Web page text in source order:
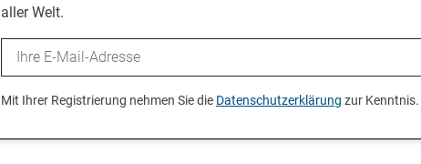
aller Welt.
Email
Mit Ihrer Registrierung nehmen Sie die Datenschutzerklärung zur Kenntnis.